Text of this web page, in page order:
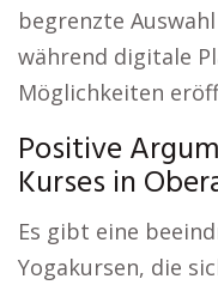
begrenzte
während digitale
Möglichkeiten
Positive
Kurses in
Es gibt eine
Yogakursen, die